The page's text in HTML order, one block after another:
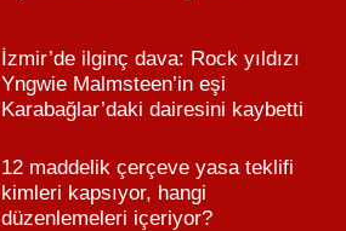
İzmir’de ilginç dava: Rock yıldızı
Yngwie Malmsteen’in eşi
Karabağlar’daki dairesini kaybetti
12 maddelik çerçeve yasa teklifi
kimleri kapsıyor, hangi
düzenlemeleri içeriyor?